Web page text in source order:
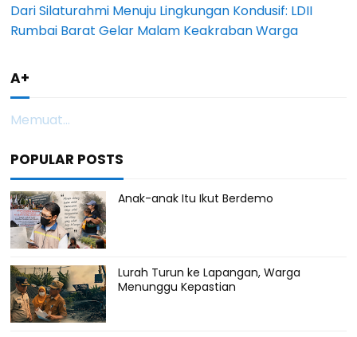
Dari Silaturahmi Menuju Lingkungan Kondusif: LDII
Rumbai Barat Gelar Malam Keakraban Warga
A+
Memuat...
POPULAR POSTS
Anak-anak Itu Ikut Berdemo
Lurah Turun ke Lapangan, Warga
Menunggu Kepastian